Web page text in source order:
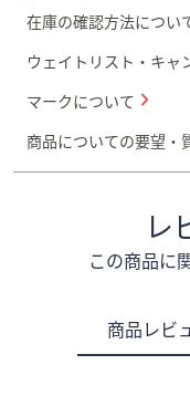
在庫の確認方法につい
ウェイトリスト・キャ
マークについて
商品についての要望・
レ
この商品に
商品レビ